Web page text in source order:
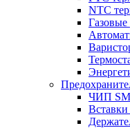
NTC
Газовые
ЧИП
Вставки